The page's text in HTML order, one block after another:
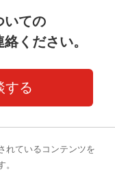
いての
ください。
れているコンテンツを